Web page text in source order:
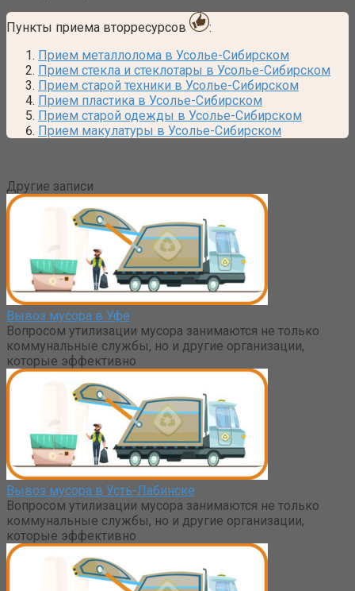
Пункты приема вторресурсов
:
Прием металлолома в Усолье-Сибирском
Прием стекла и стеклотары в Усолье-Сибирском
Прием старой техники в Усолье-Сибирском
Прием пластика в Усолье-Сибирском
Прием старой одежды в Усолье-Сибирском
Прием макулатуры в Усолье-Сибирском
Другие записи
Вывоз мусора в Уфе
Вопросом утилизации мусора занимаются не только
коммунальные службы, но и другие организации,
которые эффективно
Вывоз мусора в Усть-Лабинске
Вопросом утилизации мусора занимаются не только
коммунальные службы, но и другие организации,
которые эффективно